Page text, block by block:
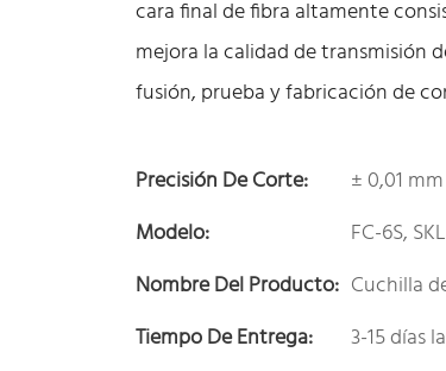
cara final de fibra altamente
mejora la calidad de transmisión
fusión, prueba y fabricación de
Precisión De Corte:
± 0,01 mm
Modelo:
FC-6S,
Nombre Del Producto: Cuchilla
Tiempo De Entrega:
3-15 días